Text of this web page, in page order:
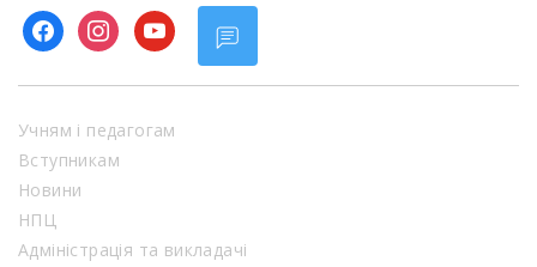
facebookinstagram
youtube
Учням і педагогам
Вступникам
Новини
НПЦ
Адміністрація та викладачі